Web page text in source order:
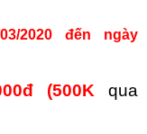
03/2020 đến ngày
(500K qua